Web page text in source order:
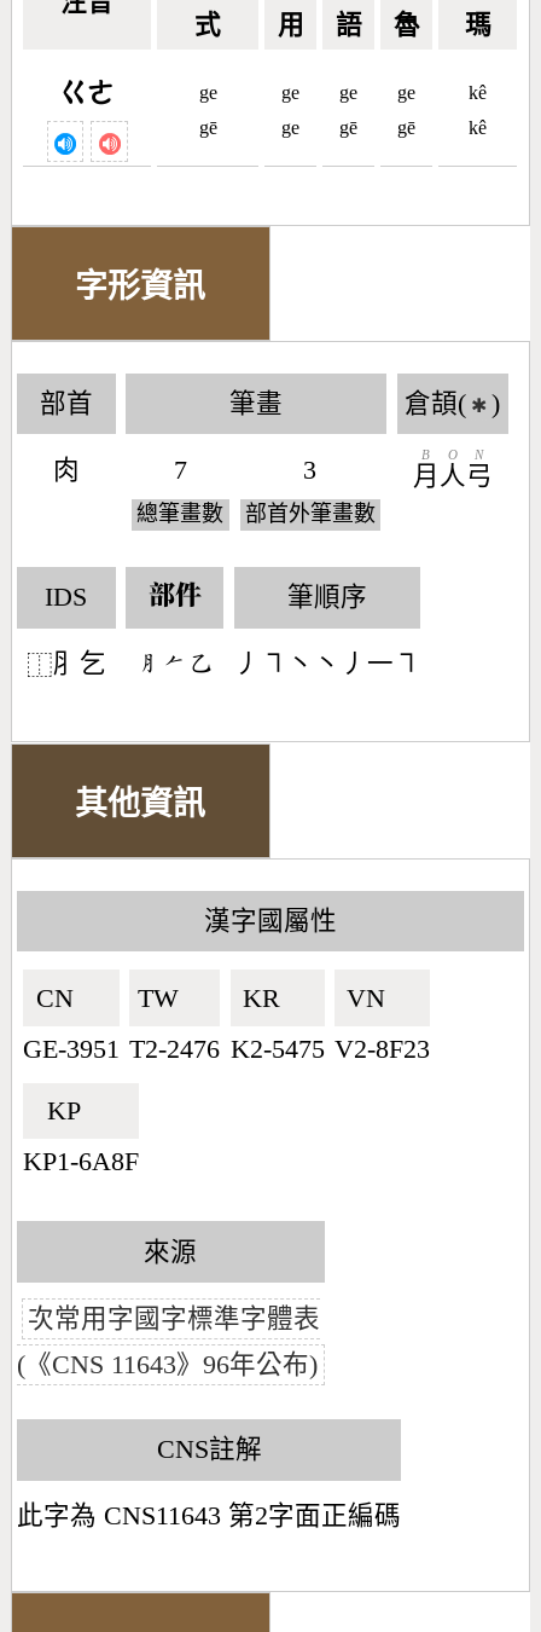
式 用 語 魯 瑪
ㄍㄜ
ge
gē
ge
ge
ge
gē
ge
gē
kê
kê
字形資訊
部首
肉
筆畫
7
總筆畫數
3
部首外筆畫數
倉頡( ✱ )
月
B
人
O
弓
N
IDS
⿰⺼乞
部件
󶅽󶀩󶀇
筆順序
丿㇕丶丶丿一㇕
其他資訊
漢字國屬性
CN🇨🇳
GE-3951
TW🇹🇼
T2-2476
KR🇰🇷
K2-5475
VN🇻🇳
V2-8F23
KP🇰🇵
KP1-6A8F
來源
次常用字國字標準字體表
(《CNS 11643》96年公布)
CNS註解
此字為 CNS11643 第2字面正編碼